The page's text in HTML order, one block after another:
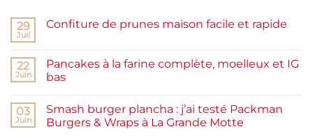
29
Juil
Confiture de prunes maison facile et rapide
Confiture
de
prunes
et
rapide
22
Juin
Pancakes à la farine complète, moelleux et IG
bas
sur
Pancakes
à
03
Juin
Smash burger plancha : j’ai testé Packman
Burgers & Wraps à La Grande Motte